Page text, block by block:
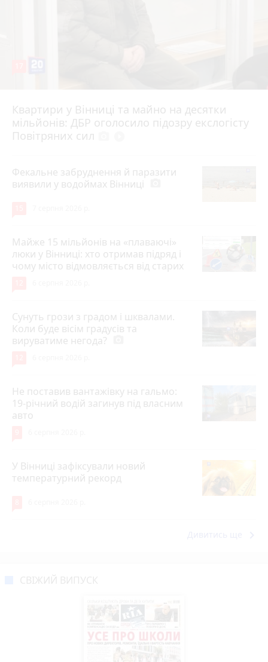
Квартири у Вінниці та майно на десятки
мільйонів: ДБР оголосило підозру екслогісту
Повітряних сил
6 серпня 2026 р.
Фекальне забруднення й паразити
виявили у водоймах Вінниці
Майже 15 мільйонів на «плаваючі»
люки у Вінниці: хто отримав підряд і
чому місто відмовляється від старих
Сунуть грози з градом і шквалами.
Коли буде вісім градусів та
вируватиме негода?
Не поставив вантажівку на гальмо:
19-річний водій загинув під власним
авто
У Вінниці зафіксували новий
температурний рекорд